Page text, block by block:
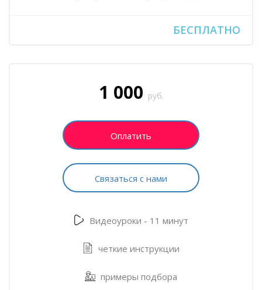
БЕСПЛАТНО
1 000 руб.
Оплатить
Связаться с нами
Видеоуроки - 11 минут
четкие инструкции
примеры подбора